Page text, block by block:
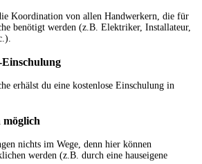
Koordination von allen Handwerkern, die für
benötigt werden (z.B. Elektriker, Installateur,
Einschulung
erhälst du eine kostenlose Einschulung in
nichts im Wege, denn hier können
werden (z.B. durch eine hauseigene